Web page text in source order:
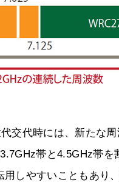
交代時には、新たな
帯と4.5GHz帯
用しやすいこともあり